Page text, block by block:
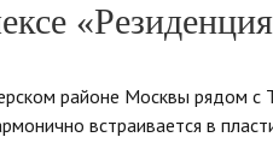
районе Москвы рядом с
встраивается в